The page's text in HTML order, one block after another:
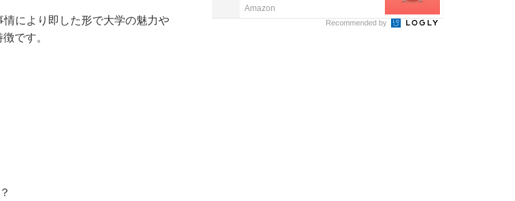
により即した形で大学の魅力や
です。
Amazon
Recommended by